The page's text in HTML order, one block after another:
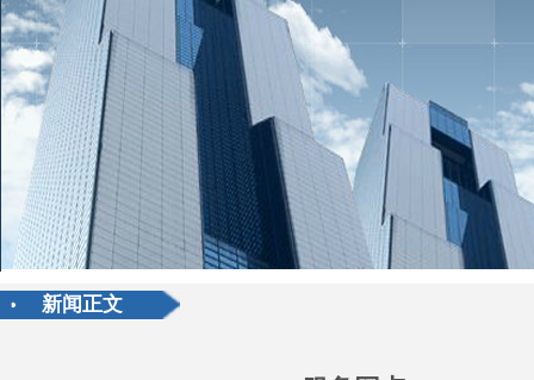
新闻正文